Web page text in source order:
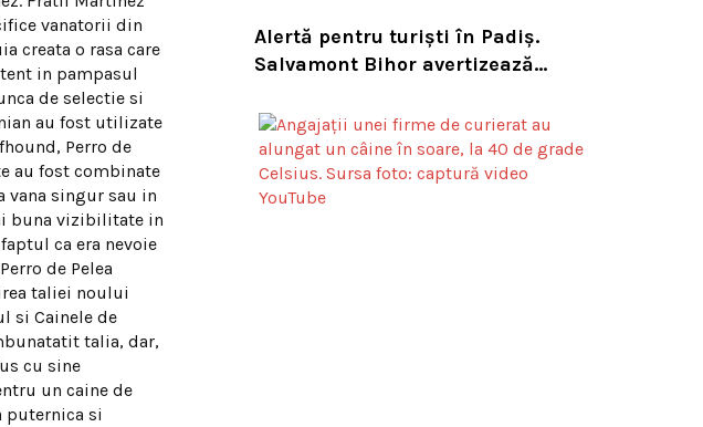
vanatorii din
creata o rasa care
in pampasul
de selectie si
au fost utilizate
Perro de
au fost combinate
vana singur sau in
buna vizibilitate in
ca era nevoie
de Pelea
taliei noului
si Cainele de
talia, dar,
cu sine
un caine de
puternica si
Alertă pentru turiști în Padiș.
Salvamont Bihor avertizează
de pe trasee